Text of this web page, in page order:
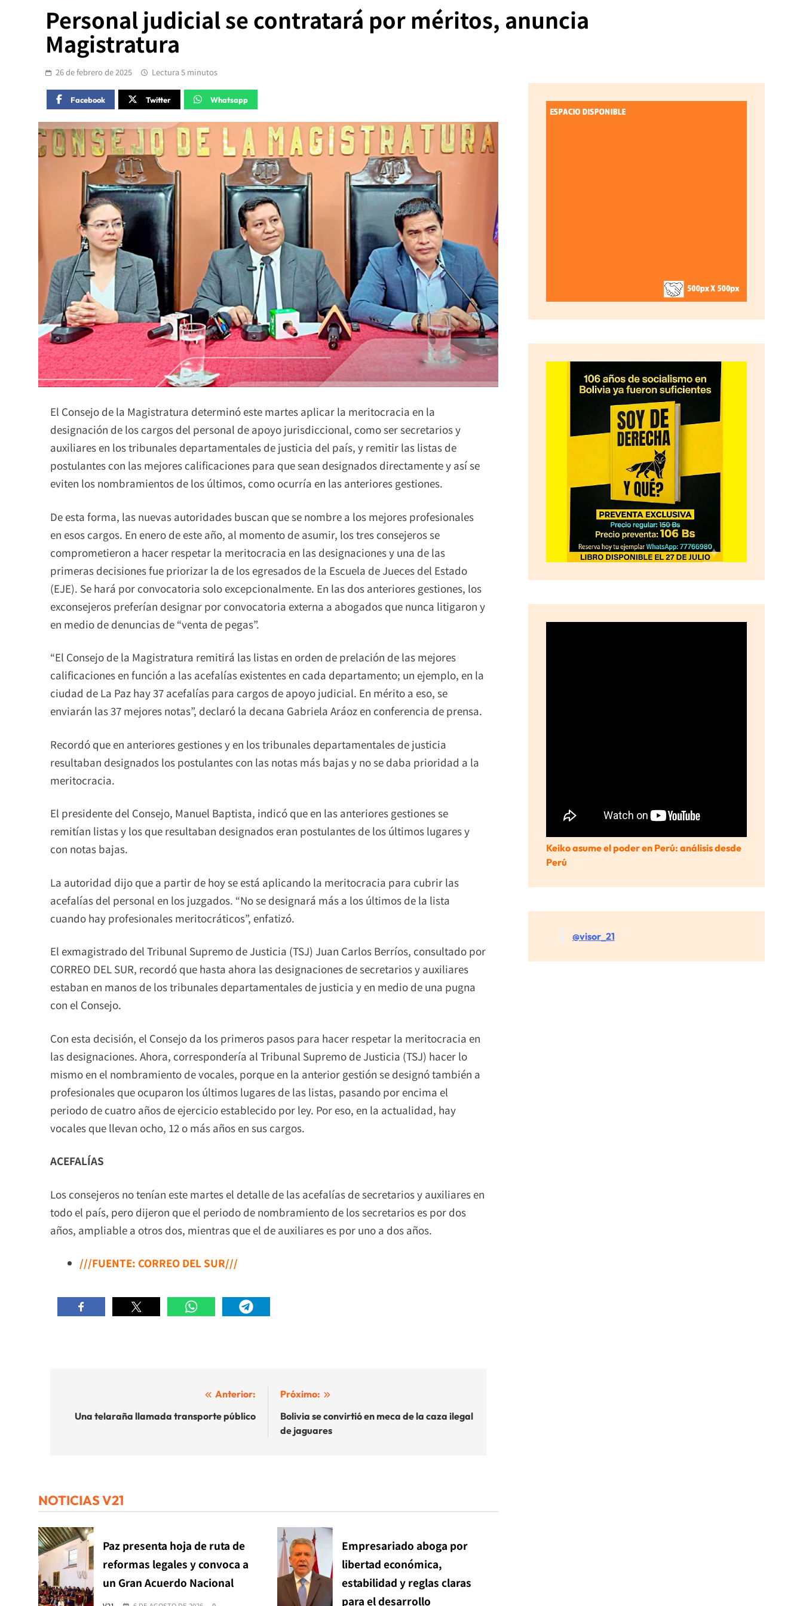
Personal judicial se contratará por méritos, anuncia
Magistratura
26 de febrero de 2025 Lectura 5 minutos
Facebook Twitter Whatsapp
El Consejo de la Magistratura determinó este martes aplicar la meritocracia en la
designación de los cargos del personal de apoyo jurisdiccional, como ser secretarios y
auxiliares en los tribunales departamentales de justicia del país, y remitir las listas de
postulantes con las mejores calificaciones para que sean designados directamente y así se
eviten los nombramientos de los últimos, como ocurría en las anteriores gestiones.
De esta forma, las nuevas autoridades buscan que se nombre a los mejores profesionales
en esos cargos. En enero de este año, al momento de asumir, los tres consejeros se
comprometieron a hacer respetar la meritocracia en las designaciones y una de las
primeras decisiones fue priorizar la de los egresados de la Escuela de Jueces del Estado
(EJE). Se hará por convocatoria solo excepcionalmente. En las dos anteriores gestiones, los
exconsejeros preferían designar por convocatoria externa a abogados que nunca litigaron y
en medio de denuncias de “venta de pegas”.
“El Consejo de la Magistratura remitirá las listas en orden de prelación de las mejores
calificaciones en función a las acefalías existentes en cada departamento; un ejemplo, en la
ciudad de La Paz hay 37 acefalías para cargos de apoyo judicial. En mérito a eso, se
enviarán las 37 mejores notas”, declaró la decana Gabriela Aráoz en conferencia de prensa.
Recordó que en anteriores gestiones y en los tribunales departamentales de justicia
resultaban designados los postulantes con las notas más bajas y no se daba prioridad a la
meritocracia.
El presidente del Consejo, Manuel Baptista, indicó que en las anteriores gestiones se
remitían listas y los que resultaban designados eran postulantes de los últimos lugares y
con notas bajas.
La autoridad dijo que a partir de hoy se está aplicando la meritocracia para cubrir las
acefalías del personal en los juzgados. “No se designará más a los últimos de la lista
cuando hay profesionales meritocráticos”, enfatizó.
El exmagistrado del Tribunal Supremo de Justicia (TSJ) Juan Carlos Berríos, consultado por
CORREO DEL SUR, recordó que hasta ahora las designaciones de secretarios y auxiliares
estaban en manos de los tribunales departamentales de justicia y en medio de una pugna
con el Consejo.
Con esta decisión, el Consejo da los primeros pasos para hacer respetar la meritocracia en
las designaciones. Ahora, correspondería al Tribunal Supremo de Justicia (TSJ) hacer lo
mismo en el nombramiento de vocales, porque en la anterior gestión se designó también a
profesionales que ocuparon los últimos lugares de las listas, pasando por encima el
periodo de cuatro años de ejercicio establecido por ley. Por eso, en la actualidad, hay
vocales que llevan ocho, 12 o más años en sus cargos.
ACEFALÍAS
Los consejeros no tenían este martes el detalle de las acefalías de secretarios y auxiliares en
todo el país, pero dijeron que el periodo de nombramiento de los secretarios es por dos
años, ampliable a otros dos, mientras que el de auxiliares es por uno a dos años.
///FUENTE: CORREO DEL SUR///
de
Anterior:
Una telaraña llamada transporte público
Próximo:
Bolivia se convirtió en meca de la caza ilegal
de jaguares
NOTICIAS V21
Paz presenta hoja de ruta de
reformas legales y convoca a
un Gran Acuerdo Nacional
Empresariado aboga por
libertad económica,
estabilidad y reglas claras
para el desarrollo
Keiko asume el poder en Perú: análisis desde
Perú
@visor_21